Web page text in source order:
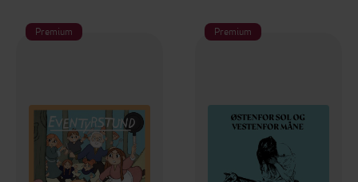
Premium Premium